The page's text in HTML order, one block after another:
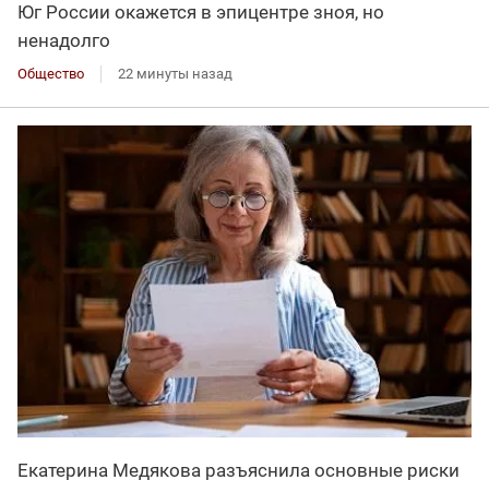
Юг России окажется в эпицентре зноя, но
ненадолго
Общество 22 минуты назад
Екатерина Медякова разъяснила основные риски